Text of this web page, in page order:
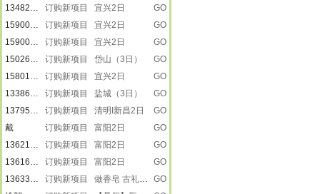
15900809792
订购新项目 宜兴2日
GO
15900809792
订购新项目 宜兴2日
GO
15026616223
订购新项目 岱山（3日）
GO
15801805559
订购新项目 宜兴2日
GO
13386050288
订购新项目 盐城（3日）
GO
13795210816
订购新项目 清明I新昌2日
GO
戴
订购新项目 富阳2日
GO
订购新项目 富阳2日
GO
13616231585
订购新项目 富阳2日
GO
13633476866
GO
徐韶
订购新项目 【暑假】新疆之南疆
GO